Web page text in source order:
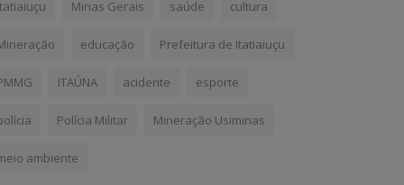
Minas Gerais saúde cultura
educação Prefeitura de Itatiaiuçu
ITAÚNA acidente esporte
Polícia Militar Mineração Usiminas
ambiente